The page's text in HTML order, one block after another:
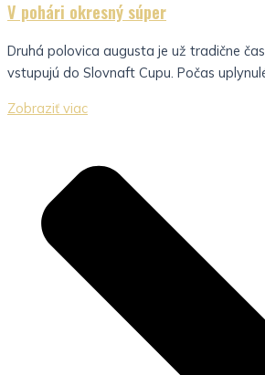
V pohári okresný súper
Druhá polovica augusta je už tradične
vstupujú do Slovnaft Cupu. Počas
Zobraziť viac